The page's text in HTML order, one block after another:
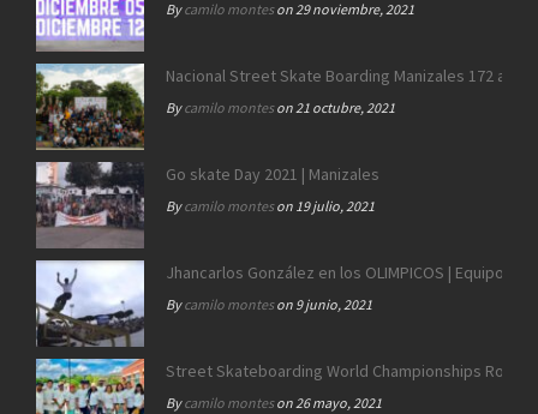
Bycamilo monteson 29 noviembre, 2021
Nacional Street Skate Boarding Manizales 172 años
Bycamilo monteson 21 octubre, 2021
Go skate Day 2021 | Manizales
Bycamilo monteson 19 julio, 2021
Jhancarlos González en los OLIMPICOS | Equipo SB
Bycamilo monteson 9 junio, 2021
Street Skateboarding World Championships Roma
Bycamilo monteson 26 mayo, 2021